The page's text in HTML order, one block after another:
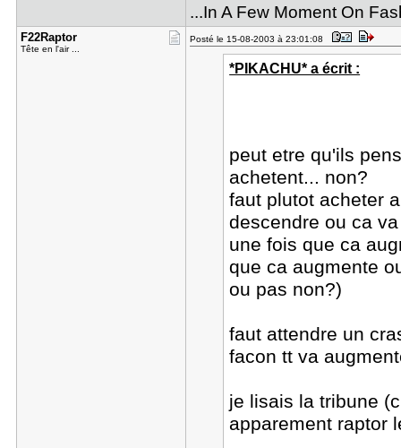
...In A Few Moment On
F22Raptor
Tête en l'air ...
Posté le 15-08-2003 à 23:01:08
*PIKACHU* a écrit :
peut etre qu'ils
achetent... non?
faut plutot acheter
descendre ou ca
une fois que ca
que ca augmente
ou pas non?)
faut attendre un
facon tt va
je lisais la tribune
apparement raptor